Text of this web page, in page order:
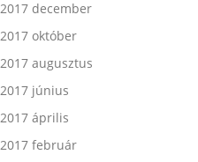
2017 december
2017 október
2017 augusztus
2017 június
2017 április
2017 február